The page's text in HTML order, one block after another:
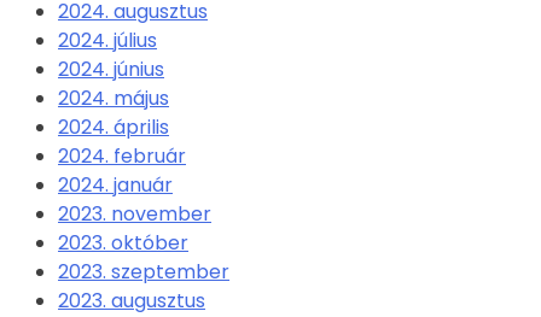
2024. augusztus
2024. július
2024. június
2024. május
2024. április
2024. február
2024. január
2023. november
2023. október
2023. szeptember
2023. augusztus